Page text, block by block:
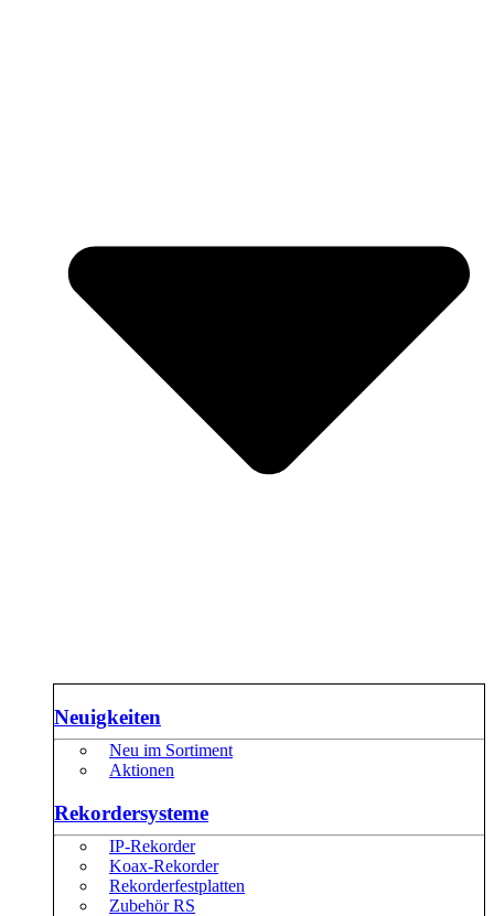
Neuigkeiten
Neu im Sortiment
Aktionen
Rekordersysteme
IP-Rekorder
Koax-Rekorder
Rekorderfestplatten
Zubehör RS